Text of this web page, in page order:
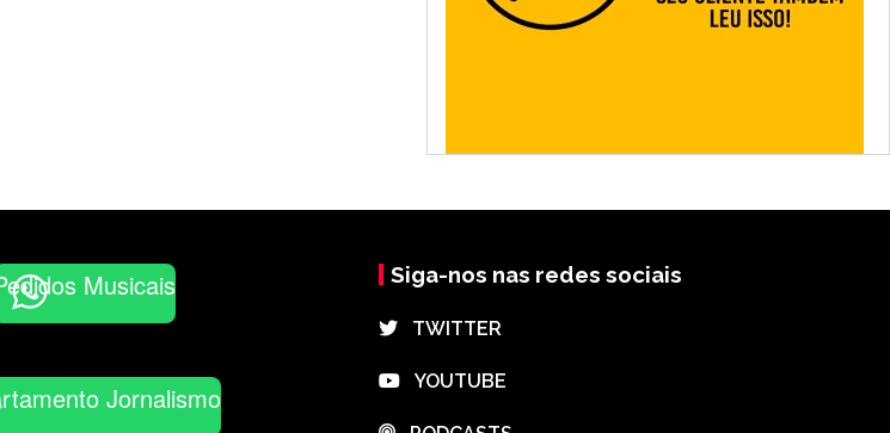
Musicais
Jornalismo
Siga-nos nas redes sociais
⠀TWITTER
⠀YOUTUBE